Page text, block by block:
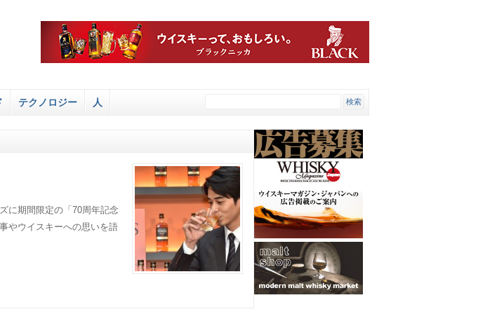
テクノロジー 人
に期間限定の「70周年記念
やウイスキーへの思いを語